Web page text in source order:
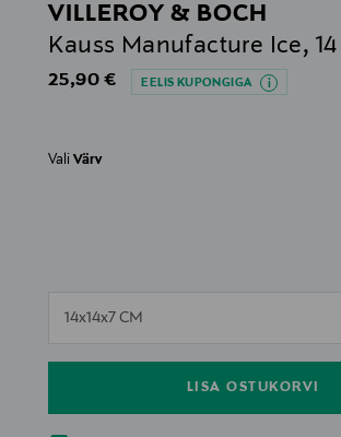
VILLEROY & BOCH
Kauss Manufacture Ice,
Original Price
25,90 € EELIS KUPONGIGA
ValiVärv
14x14x7 CM
LISA OSTUKORVI
null